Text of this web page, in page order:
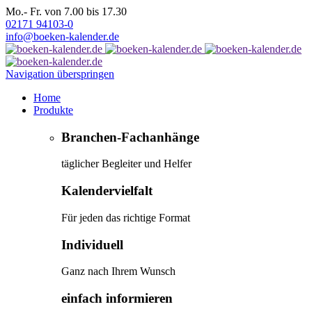
Mo.- Fr. von 7.00 bis 17.30
02171 94103-0
info@boeken-kalender.de
Navigation überspringen
Home
Produkte
Branchen-Fachanhänge
täglicher Begleiter und Helfer
Kalendervielfalt
Für jeden das richtige Format
Individuell
Ganz nach Ihrem Wunsch
einfach informieren